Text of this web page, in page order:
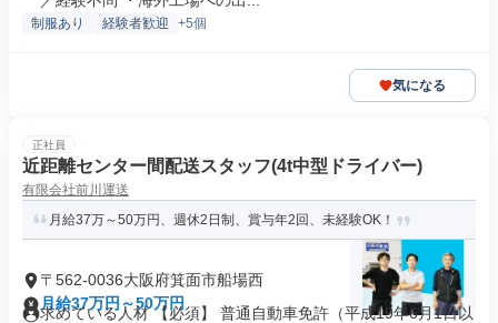
制服あり 経験者歓迎 +5個
気になる
正社員
近距離センター間配送スタッフ(4t中型ドライバー)
有限会社前川運送
月給37万～50万円、週休2日制、賞与年2回、未経験OK！
〒562-0036大阪府箕面市船場西
月給37万円～50万円
求めている人材 【必須】 普通自動車免許（平成19年6月1日以